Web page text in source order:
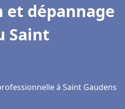
dépannage
Saint
à Saint Gaudens